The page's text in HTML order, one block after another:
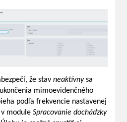
že stav neaktívnysa
mimoevidenčného
podľa frekvencie nastavenej
module Spracovanie dochádzky